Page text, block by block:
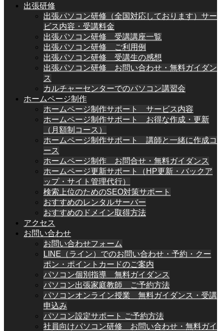
出張研修
出張パソコン研修（全国対応しております）サー
ビス内容・受講料金
出張パソコン研修 受講講座一覧
出張パソコン研修 ご利用例
出張パソコン研修 受講生の感想
出張パソコン研修 お問い合わせ・無料ガイダン
ス
カルチャーセンターでのパソコン講習会
ホームページ制作
ホームページ制作サポート サービス内容
ホームページ制作サポート お得な作成・更新
（月額制コース）
ホームページ制作サポート 講師と一緒に作成コ
ース
ホームページ制作 お問合せ・無料ガイダンス
ホームページ更新サポート（HP更新・バックア
ップ・サイト管理代行）
検索上位のためのSEO対策サポート
おすすめのレンタルサーバー
おすすめのドメイン取得方法
アクセス
お問い合わせ
お問い合わせフォーム
LINE（ライン）でのお問い合わせ・予約・クー
ポン・ポイントカードのご案内
パソコン個別指導 無料ガイダンス
パソコン出張家庭教師 ご予約方法
パソコンオンライン授業 無料ガイダンス・受講
申込み
パソコン設定サポート ご予約方法
社員向けパソコン研修 お問い合わせ・無料ガイ